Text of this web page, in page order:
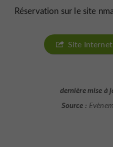
Réservation sur le site
Site
dernière mise à
Source :